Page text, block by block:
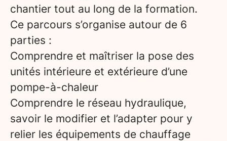
chantier tout au long de la formation.
Ce parcours s’organise autour de 6
parties :
Comprendre et maîtriser la pose des
unités intérieure et extérieure d’une
pompe-à-chaleur
Comprendre le réseau hydraulique,
savoir le modifier et l’adapter pour y
relier les équipements de chauffage